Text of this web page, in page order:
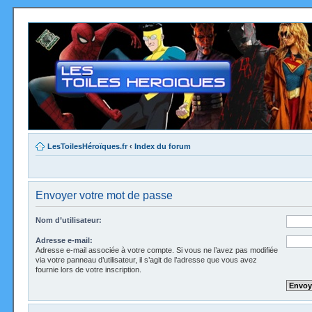
LesToilesHéroïques.fr ‹ Index du forum
Envoyer votre mot de passe
Nom d’utilisateur:
Adresse e-mail:
Adresse e-mail associée à votre compte. Si vous ne l’avez pas modifiée
via votre panneau d’utilisateur, il s’agit de l’adresse que vous avez
fournie lors de votre inscription.